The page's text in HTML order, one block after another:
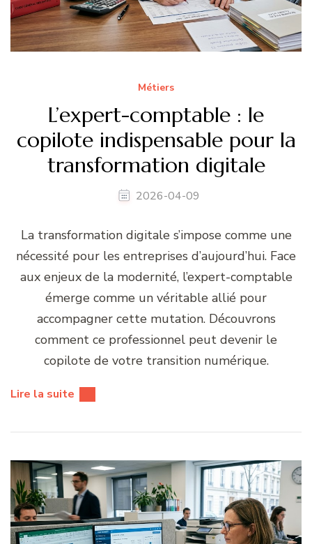
Métiers
L’expert-comptable : le
copilote indispensable pour la
transformation digitale
2026-04-09
La transformation digitale s’impose comme une
nécessité pour les entreprises d’aujourd’hui. Face
aux enjeux de la modernité, l’expert-comptable
émerge comme un véritable allié pour
accompagner cette mutation. Découvrons
comment ce professionnel peut devenir le
copilote de votre transition numérique.
Lire la suite